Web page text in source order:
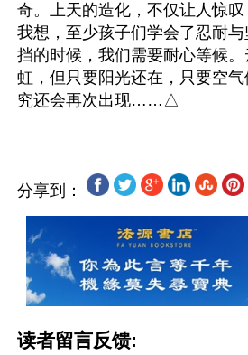
奇。上天的造化，不仅让人惊叹
我想，至少孩子们学会了忍耐
挡的时候，我们需要耐心等候
虹，但只要阳光还在，只要空
分享到：
读者留言反馈: